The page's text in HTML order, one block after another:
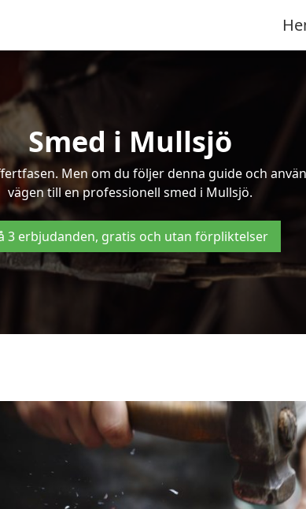
Smed i Mullsjö
Men om du följer denna guide och
vägen till en professionell smed i Mullsjö.
3 erbjudanden, gratis och utan förpliktelser